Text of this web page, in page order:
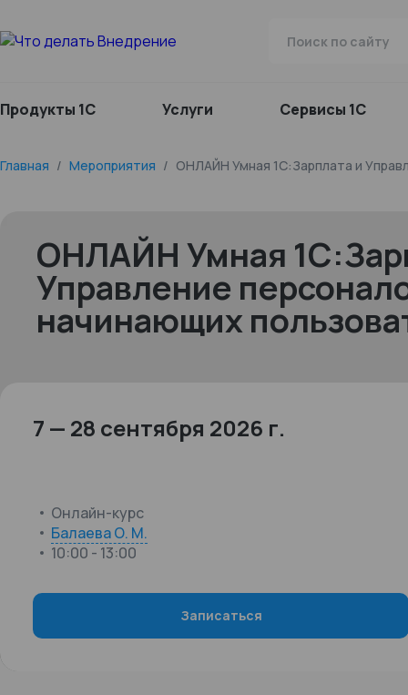
Продукты 1С Услуги Сервисы 1С
Главная / Мероприятия / ОНЛАЙН Умная 1С:Зарплата и
ОНЛАЙН Умная
Управление
начинающих
7 — 28 сентября 2026 г.
Онлайн-курс
Балаева О. М.
10:00 - 13:00
Записаться